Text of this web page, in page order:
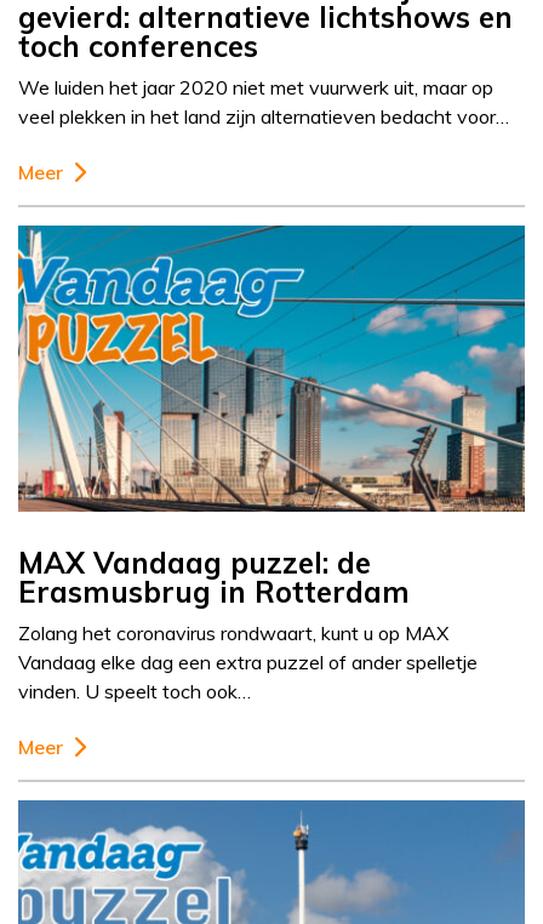
gevierd: alternatieve lichtshows en
toch conferences
We luiden het jaar 2020 niet met vuurwerk uit, maar op
veel plekken in het land zijn alternatieven bedacht voor…
Meer
MAX Vandaag puzzel: de
Erasmusbrug in Rotterdam
Zolang het coronavirus rondwaart, kunt u op MAX
Vandaag elke dag een extra puzzel of ander spelletje
vinden. U speelt toch ook…
Meer